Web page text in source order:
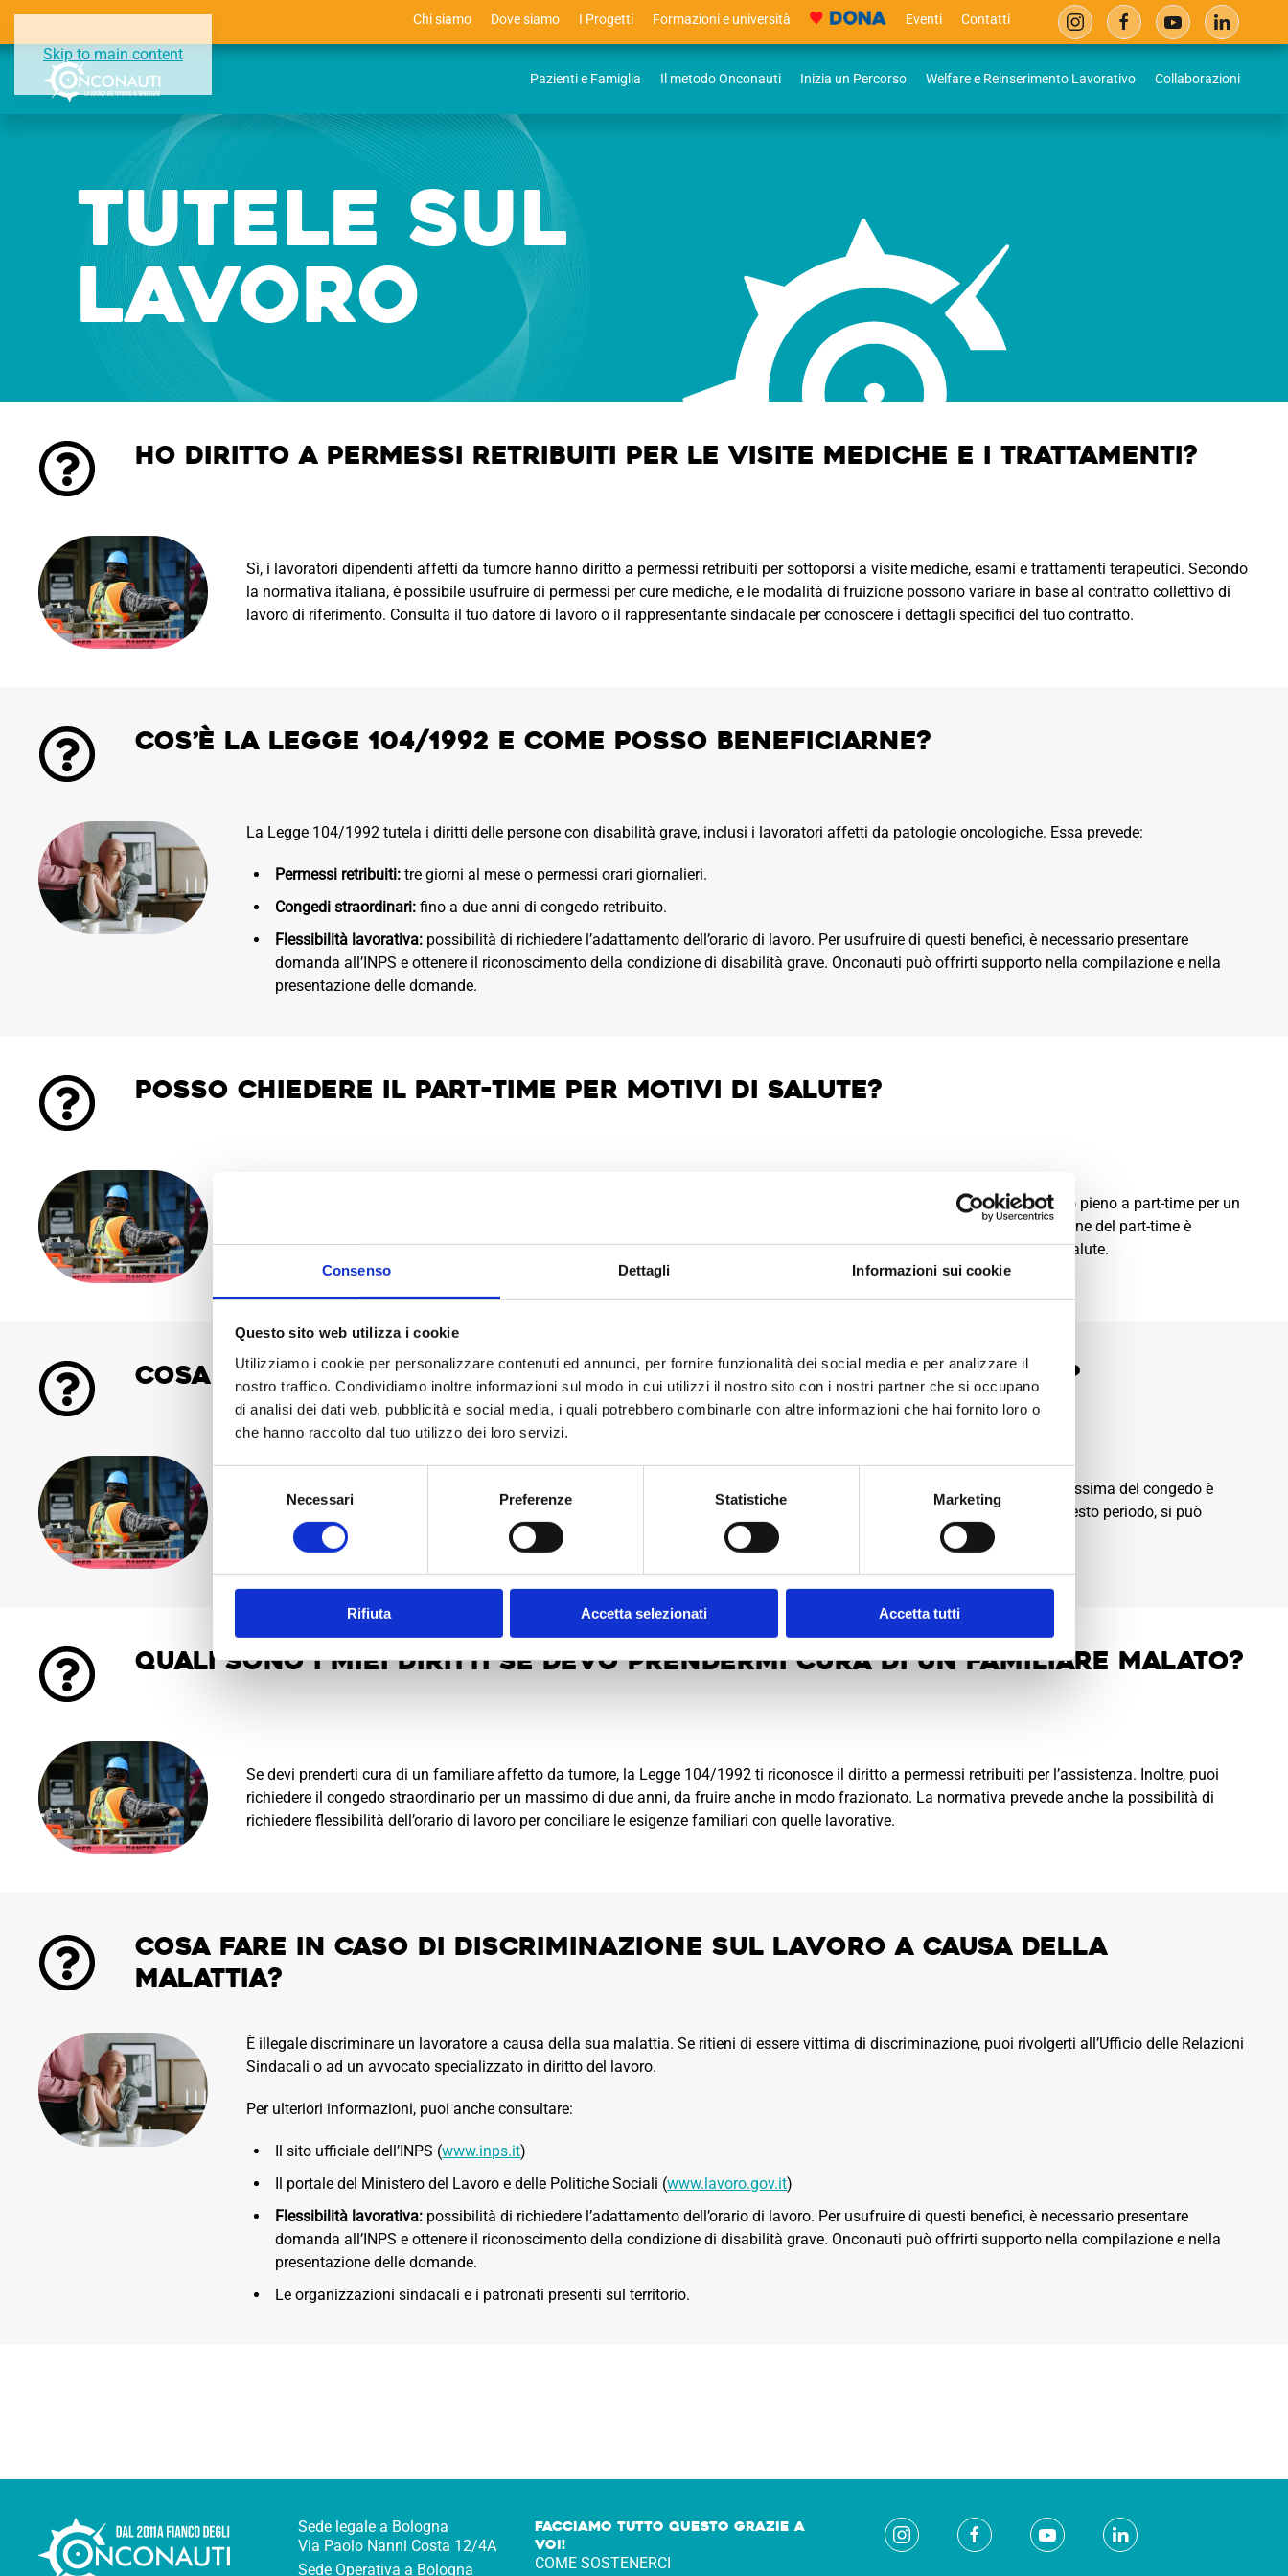
Consenso Dettagli Informazioni sui cookie
Questo sito web utilizza i cookie
Utilizziamo i cookie per personalizzare contenuti ed annunci, per fornire funzionalità dei social media e per analizzare il
nostro traffico. Condividiamo inoltre informazioni sul modo in cui utilizzi il nostro sito con i nostri partner che si occupano
di analisi dei dati web, pubblicità e social media, i quali potrebbero combinarle con altre informazioni che hai fornito loro o
che hanno raccolto dal tuo utilizzo dei loro servizi.
Necessari Preferenze Statistiche Marketing
Rifiuta Accetta selezionati Accetta tutti
Skip to main content
Chi siamo Dove siamo I Progetti Formazioni e università Eventi Contatti
Pazienti e Famiglia Il metodo Onconauti Inizia un Percorso Welfare e Reinserimento Lavorativo Collaborazioni
Tutele sul
lavoro
Ho diritto a permessi retribuiti per le visite mediche e i trattamenti?
Sì, i lavoratori dipendenti affetti da tumore hanno diritto a permessi retribuiti per sottoporsi a visite mediche, esami e trattamenti terapeutici. Secondo
la normativa italiana, è possibile usufruire di permessi per cure mediche, e le modalità di fruizione possono variare in base al contratto collettivo di
lavoro di riferimento. Consulta il tuo datore di lavoro o il rappresentante sindacale per conoscere i dettagli specifici del tuo contratto.
Cos’è la Legge 104/1992 e come posso beneficiarne?
La Legge 104/1992 tutela i diritti delle persone con disabilità grave, inclusi i lavoratori affetti da patologie oncologiche. Essa prevede:
Permessi retribuiti: tre giorni al mese o permessi orari giornalieri.
Congedi straordinari: fino a due anni di congedo retribuito.
Flessibilità lavorativa: possibilità di richiedere l’adattamento dell’orario di lavoro. Per usufruire di questi benefici, è necessario presentare
domanda all’INPS e ottenere il riconoscimento della condizione di disabilità grave. Onconauti può offrirti supporto nella compilazione e nella
presentazione delle domande.
Posso chiedere il part-time per motivi di salute?
Sì, i lavoratori affetti da malattie oncologiche hanno il diritto di richiedere la trasformazione del rapporto di lavoro da tempo pieno a part-time per un
periodo di tempo determinato. La richiesta deve essere motivata dalla necessità di sottoporsi a cure mediche. La concessione del part-time è
soggetta all’approvazione del datore di lavoro, ma la normativa incoraggia le aziende a favorire tali richieste per motivi di salute.
Cosa succede se non posso lavorare per un lungo periodo?
In caso di necessità di un lungo periodo di assenza dal lavoro, è possibile usufruire del congedo per malattia. La durata massima del congedo è
generalmente di 180 giorni all’anno, ma può variare a seconda del contratto collettivo applicabile. Se la malattia supera questo periodo, si può
richiedere l’invalidità civile e l’assegno di invalidità, che prevedono ulteriori tutele economiche e lavorative.
Quali sono i miei diritti se devo prendermi cura di un familiare malato?
Se devi prenderti cura di un familiare affetto da tumore, la Legge 104/1992 ti riconosce il diritto a permessi retribuiti per l’assistenza. Inoltre, puoi
richiedere il congedo straordinario per un massimo di due anni, da fruire anche in modo frazionato. La normativa prevede anche la possibilità di
richiedere flessibilità dell’orario di lavoro per conciliare le esigenze familiari con quelle lavorative.
Cosa fare in caso di discriminazione sul lavoro a causa della
malattia?
È illegale discriminare un lavoratore a causa della sua malattia. Se ritieni di essere vittima di discriminazione, puoi rivolgerti all’Ufficio delle Relazioni
Sindacali o ad un avvocato specializzato in diritto del lavoro.
Per ulteriori informazioni, puoi anche consultare:
Il sito ufficiale dell’INPS (www.inps.it)
Il portale del Ministero del Lavoro e delle Politiche Sociali (www.lavoro.gov.it)
Flessibilità lavorativa: possibilità di richiedere l’adattamento dell’orario di lavoro. Per usufruire di questi benefici, è necessario presentare
domanda all’INPS e ottenere il riconoscimento della condizione di disabilità grave. Onconauti può offrirti supporto nella compilazione e nella
presentazione delle domande.
Le organizzazioni sindacali e i patronati presenti sul territorio.
Sede legale a Bologna
Via Paolo Nanni Costa 12/4A
Sede Operativa a Bologna
Facciamo tutto questo Grazie a
voi!
COME SOSTENERCI